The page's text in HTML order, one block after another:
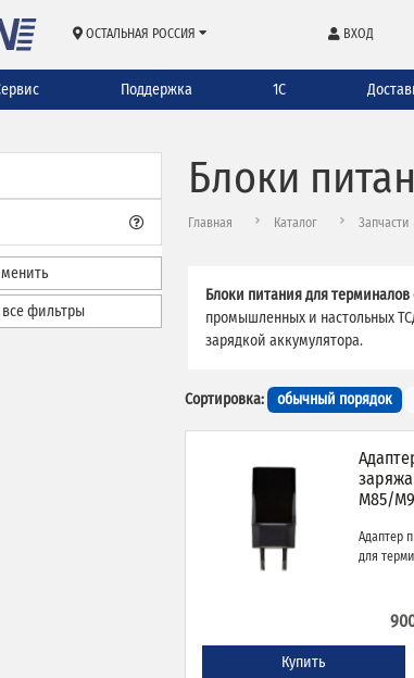
ОСТАЛЬНАЯ РОССИЯ ВХОД
Поддержка 1С
все фильтры
Блоки
Главная Каталог Запчасти
Блоки питания для
промышленных и настольных
зарядкой аккумулятора.
Сортировка: обычный порядок
M85/
Адаптер
для
Купить